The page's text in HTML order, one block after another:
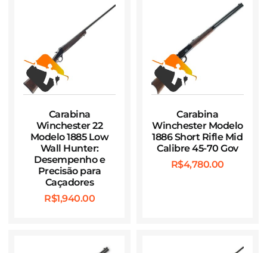
Carabina
Winchester 22
Modelo 1885 Low
Wall Hunter:
Desempenho e
Precisão para
Caçadores
R$1,940.00
Carabina
Winchester Modelo
1886 Short Rifle Mid
Calibre 45-70 Gov
R$4,780.00